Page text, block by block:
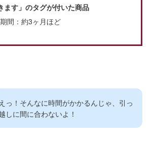
ます」のタグが付いた商品
間：約3ヶ月ほど
えっ！そんなに時間がかかるんじゃ、引っ
しに間に合わないよ！